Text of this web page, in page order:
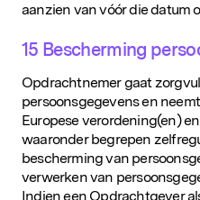
aanzien van vóór die datum
15 Bescherming
Opdrachtnemer gaat
persoonsgegevens en
Europese verordening(en)
waaronder begrepen
bescherming van
verwerken van
Indien een Opdrachtgever